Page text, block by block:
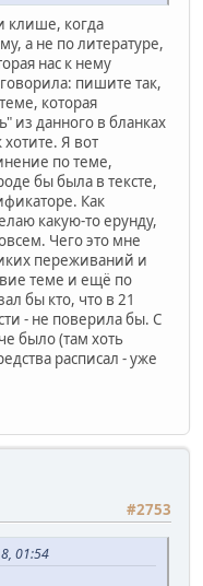
клише, когда
а не по литературе,
нас к нему
пишите так,
которая
из данного в бланках
хотите. Я вот
по теме,
бы была в тексте,
Как
какую-то ерунду,
Чего это мне
переживаний и
теме и ещё по
бы кто, что в 21
- не поверила бы. С
было (там хоть
расписал - уже
#2753
01:54